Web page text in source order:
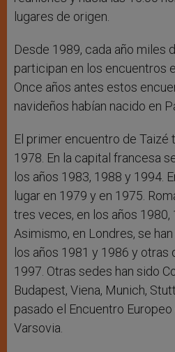
lugares de origen.
Desde 1989, cada año miles
participan en los encuentros
Once años antes estos
navideños habían nacido en
El primer encuentro de Taizé
1978. En la capital francesa
los años 1983, 1988 y 1994.
lugar en 1979 y en 1975.
tres veces, en los años 1980,
Asimismo, en Londres, se
los años 1981 y 1986 y otras
1997. Otras sedes han sido
Budapest, Viena, Munich,
pasado el Encuentro
Varsovia.